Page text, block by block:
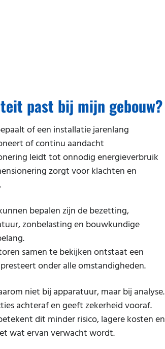
past bij mijn gebouw?
of een installatie jarenlang
of continu aandacht
leidt tot onnodig energieverbruik
zorgt voor klachten en
bepalen zijn de bezetting,
zonbelasting en bouwkundige
samen te bekijken ontstaat een
onder alle omstandigheden.
niet bij apparatuur, maar bij analyse.
achteraf en geeft zekerheid vooraf.
dit minder risico, lagere kosten en
wat ervan verwacht wordt.